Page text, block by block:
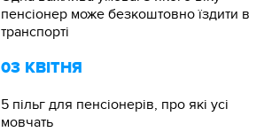
пенсіонер може безкоштовно їздити в
транспорті
03 КВІТНЯ
5 пільг для пенсіонерів, про які усі
мовчать